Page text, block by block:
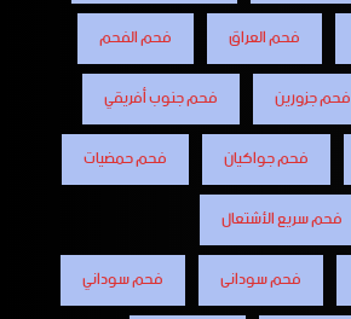
فحم العراق
فحم الفحم
فحم جزورين
فحم جنوب أفريقي
فحم جواكيان
فحم حمضيات
فحم سريع الأشتعال
فحم سودانى
فحم سوداني